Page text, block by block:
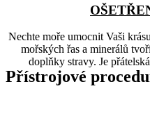
Nechte moře umocnit Vaši
mořských řas a minerálů
doplňky stravy. Je
Přístrojové